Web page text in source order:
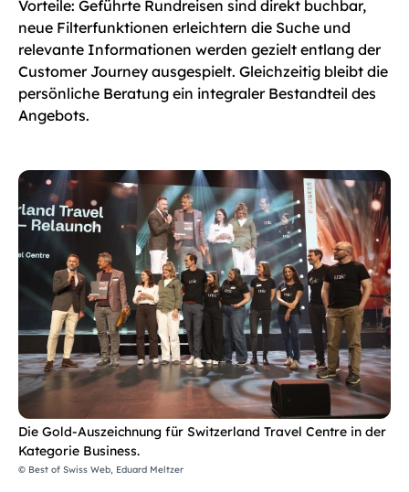
Vorteile: Geführte Rundreisen sind direkt buchbar,
neue Filterfunktionen erleichtern die Suche und
relevante Informationen werden gezielt entlang der
Customer Journey ausgespielt. Gleichzeitig bleibt die
persönliche Beratung ein integraler Bestandteil des
Angebots.
Die Gold-Auszeichnung für Switzerland Travel Centre in der
Kategorie Business.
© Best of Swiss Web, Eduard Meltzer